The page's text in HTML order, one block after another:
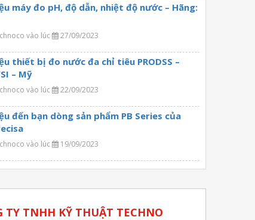
máy đo pH, độ dẫn, nhiệt độ nước – Hãng:
vào lúc 27/09/2023
thiết bị đo nước đa chỉ tiêu PRODSS –
– Mỹ
vào lúc 22/09/2023
đến bạn dòng sản phẩm PB Series của
vào lúc 19/09/2023
TY TNHH KỸ THUẬT TECHNO